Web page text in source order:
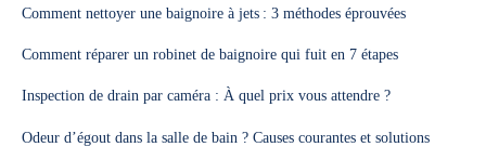
Comment nettoyer une baignoire à jets : 3 méthodes éprouvées
Comment réparer un robinet de baignoire qui fuit en 7 étapes
Inspection de drain par caméra : À quel prix vous attendre ?
Odeur d’égout dans la salle de bain ? Causes courantes et solutions